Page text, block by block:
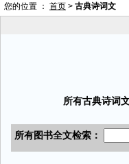
您的位置 ： 首页 > 古典诗词文